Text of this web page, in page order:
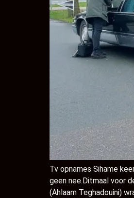
Tv opnames Sihame
geen nee.Ditmaal voor
(Ahlaam Teghadouini)